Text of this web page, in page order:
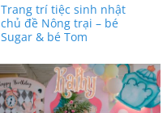
Trang trí tiệc sinh nhật
chủ đề Nông trại – bé
Sugar & bé Tom